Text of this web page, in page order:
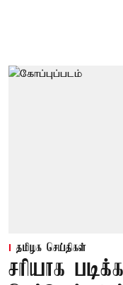
தமிழக செய்திகள்
சரியாக